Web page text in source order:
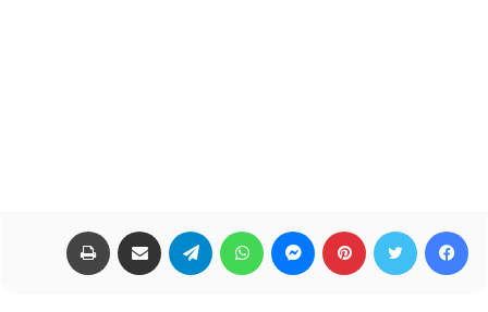
فيسبوك تويتر بينتيريست ماسنجر واتساب تيلقرام مشاركة عبر البريد